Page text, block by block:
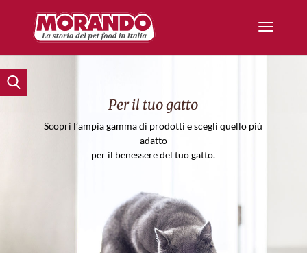
Per il tuo gatto
Scopri l’ampia gamma di prodotti e scegli quello più
adatto
per il benessere del tuo gatto.